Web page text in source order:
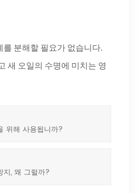
분해할 필요가 없습니다.
새 오일의 수명에 미치는 영
위해 사용됩니까?
지, 왜 그럴까?